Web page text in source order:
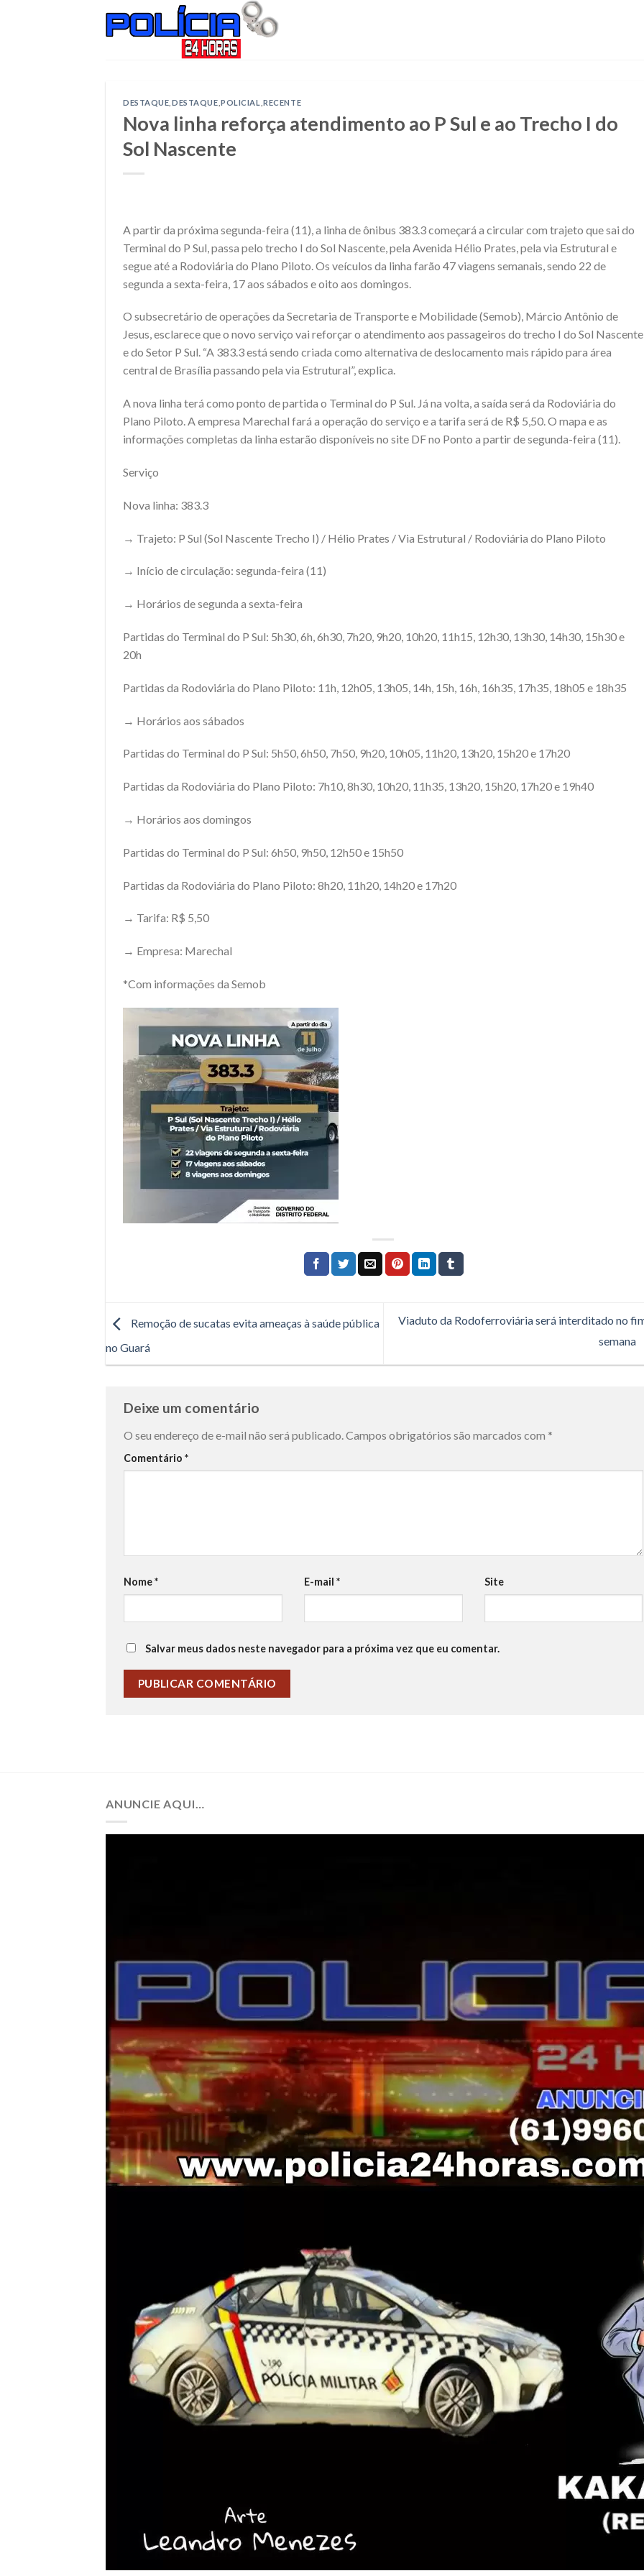
DESTAQUE ,DESTAQUE ,POLICIAL ,RECENTE
Nova linha reforça atendimento ao P Sul e ao Trecho I do
Sol Nascente
A partir da próxima segunda-feira (11), a linha de ônibus 383.3 começará a circular com trajeto que sai do
Terminal do P Sul, passa pelo trecho I do Sol Nascente, pela Avenida Hélio Prates, pela via Estrutural e
segue até a Rodoviária do Plano Piloto. Os veículos da linha farão 47 viagens semanais, sendo 22 de
segunda a sexta-feira, 17 aos sábados e oito aos domingos.
O subsecretário de operações da Secretaria de Transporte e Mobilidade (Semob), Márcio Antônio de
Jesus, esclarece que o novo serviço vai reforçar o atendimento aos passageiros do trecho I do Sol Nascente
e do Setor P Sul. “A 383.3 está sendo criada como alternativa de deslocamento mais rápido para área
central de Brasília passando pela via Estrutural”, explica.
A nova linha terá como ponto de partida o Terminal do P Sul. Já na volta, a saída será da Rodoviária do
Plano Piloto. A empresa Marechal fará a operação do serviço e a tarifa será de R$ 5,50. O mapa e as
informações completas da linha estarão disponíveis no site DF no Ponto a partir de segunda-feira (11).
Serviço
Nova linha: 383.3
→ Trajeto: P Sul (Sol Nascente Trecho I) / Hélio Prates / Via Estrutural / Rodoviária do Plano Piloto
→ Início de circulação: segunda-feira (11)
→ Horários de segunda a sexta-feira
Partidas do Terminal do P Sul: 5h30, 6h, 6h30, 7h20, 9h20, 10h20, 11h15, 12h30, 13h30, 14h30, 15h30 e
20h
Partidas da Rodoviária do Plano Piloto: 11h, 12h05, 13h05, 14h, 15h, 16h, 16h35, 17h35, 18h05 e 18h35
→ Horários aos sábados
Partidas do Terminal do P Sul: 5h50, 6h50, 7h50, 9h20, 10h05, 11h20, 13h20, 15h20 e 17h20
Partidas da Rodoviária do Plano Piloto: 7h10, 8h30, 10h20, 11h35, 13h20, 15h20, 17h20 e 19h40
→ Horários aos domingos
Partidas do Terminal do P Sul: 6h50, 9h50, 12h50 e 15h50
Partidas da Rodoviária do Plano Piloto: 8h20, 11h20, 14h20 e 17h20
→ Tarifa: R$ 5,50
→ Empresa: Marechal
*Com informações da Semob
Remoção de sucatas evita ameaças à saúde pública
no Guará
Viaduto da Rodoferroviária será interditado no
semana
Deixe um comentário
O seu endereço de e-mail não será publicado. Campos obrigatórios são marcados com *
Comentário *
Nome* E-mail * Site
Salvar meus dados neste navegador para a próxima vez que eu comentar.
ANUNCIE AQUI…